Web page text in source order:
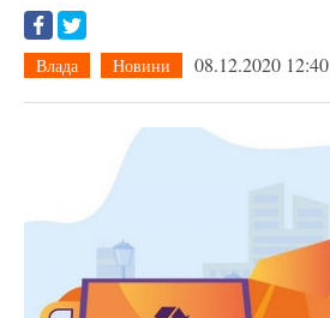
Влада Новини 08.12.2020 12:40